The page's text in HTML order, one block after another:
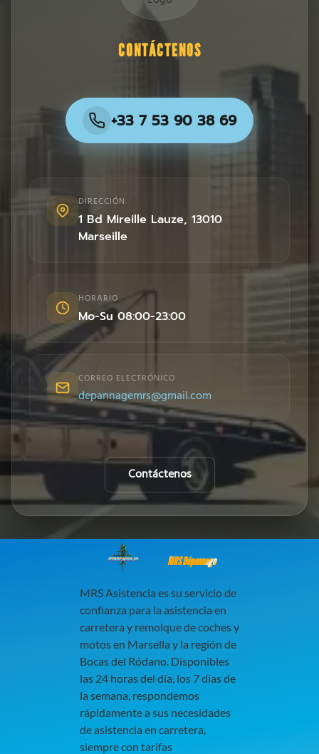
CONTÁCTENOS
+33 7 53 90 38 69
DIRECCIÓN
1 Bd Mireille Lauze, 13010
Marseille
HORARIO
Mo-Su 08:00-23:00
CORREO ELECTRÓNICO
depannagemrs@gmail.com
Contáctenos
MRS Dépannage
MRS Asistencia es su servicio de
confianza para la asistencia en
carretera y remolque de coches y
motos en Marsella y la región de
Bocas del Ródano. Disponibles
las 24 horas del día, los 7 días de
la semana, respondemos
rápidamente a sus necesidades
de asistencia en carretera,
siempre con tarifas